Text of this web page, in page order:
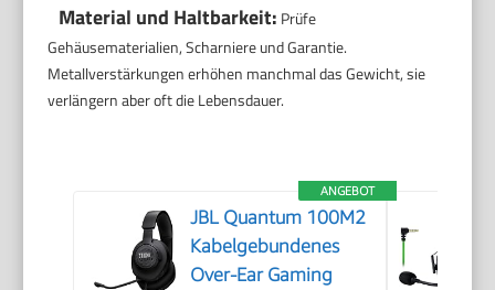
Material und Haltbarkeit: Prüfe
Gehäusematerialien, Scharniere und Garantie.
Metallverstärkungen erhöhen manchmal das Gewicht, sie
verlängern aber oft die Lebensdauer.
ANGEBOT
JBL Quantum 100M2
Kabelgebundenes
Over-Ear Gaming